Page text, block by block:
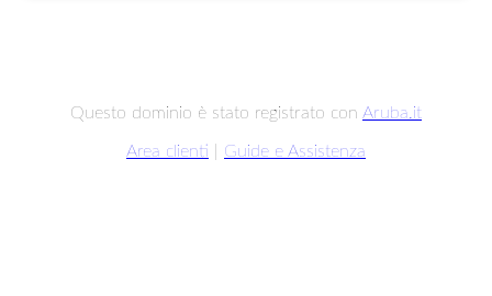
Questo dominio è stato registrato con Aruba.it
Area clienti Guide e Assistenza